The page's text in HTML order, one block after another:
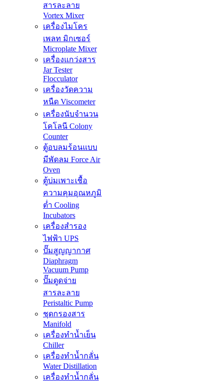
สารละลาย
Vortex Mixer
เครื่องไมโคร
เพลท มิกเซอร์
Microplate Mixer
เครื่องแกว่งสาร
Jar Tester
Flocculator
เครื่องวัดความ
หนืด Viscometer
เครื่องนับจำนวน
โคโลนี Colony
Counter
ตู้อบลมร้อนแบบ
มีพัดลม Force Air
Oven
ตู้บ่มเพาะเชื้อ
ความคุมอุณหภูมิ
ต่ำ Cooling
Incubators
เครื่องสำรอง
ไฟฟ้า UPS
ปั๊มสูญญากาศ
Diaphragm
Vacuum Pump
ปั๊มดูดจ่าย
สารละลาย
Peristaltic Pump
ชุดกรองสาร
Manifold
เครื่องทำน้ำเย็น
Chiller
เครื่องทำน้ำกลั่น
Water Distillation
เครื่องทำน้ำกลั่น